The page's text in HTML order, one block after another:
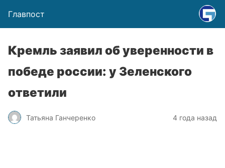
Главпост
Кремль заявил об уверенности в
победе россии: у Зеленского
ответили
Татьяна Ганчеренко 4 года назад